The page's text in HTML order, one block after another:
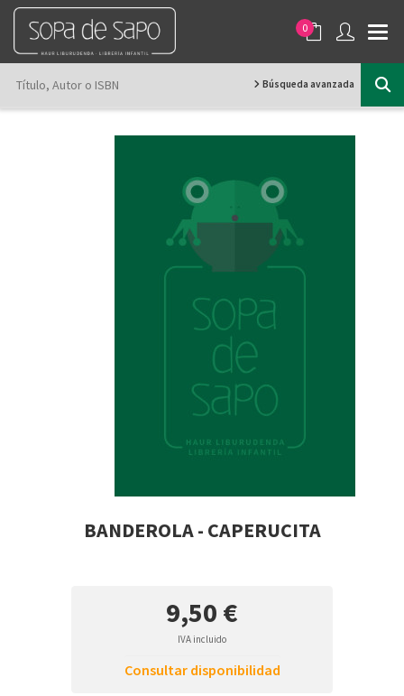
0
Búsqueda avanzada
BANDEROLA - CAPERUCITA
9,50 €
IVA incluido
Consultar disponibilidad